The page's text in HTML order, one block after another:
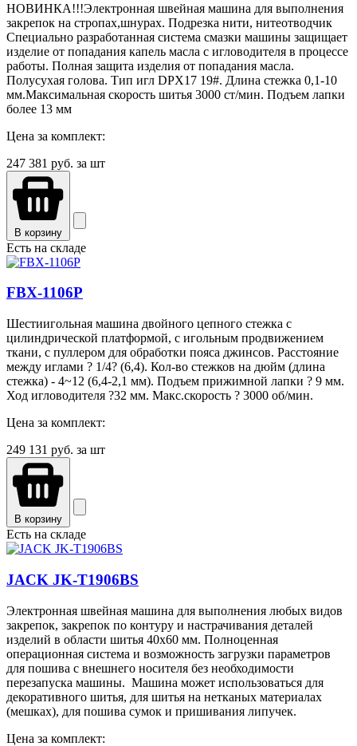
НОВИНКА!!!Электронная швейная машина для выполнения
закрепок на стропах,шнурах. Подрезка нити, нитеотводчик
Специально разработанная система смазки машины защищает
изделие от попадания капель масла с игловодителя в процессе
работы. Полная защита изделия от попадания масла.
Полусухая голова. Тип игл DPX17 19#. Длина стежка 0,1-10
мм.Максимальная скорость шитья 3000 ст/мин. Подъем лапки
более 13 мм
Цена за комплект:
247 381 руб. за шт
В корзину
Есть на складе
FBX-1106P
Шестиигольная машина двойного цепного стежка с
цилиндрической платформой, с игольным продвижением
ткани, с пуллером для обработки пояса джинсов. Расстояние
между иглами ? 1/4? (6,4). Кол-во стежков на дюйм (длина
стежка) - 4~12 (6,4-2,1 мм). Подъем прижимной лапки ? 9 мм.
Ход игловодителя ?32 мм. Макс.скорость ? 3000 об/мин.
Цена за комплект:
249 131 руб. за шт
В корзину
Есть на складе
JACK JK-T1906ВS
Электронная швейная машина для выполнения любых видов
закрепок, закрепок по контуру и настрачивания деталей
изделий в области шитья 40х60 мм. Полноценная
операционная система и возможность загрузки параметров
для пошива с внешнего носителя без необходимости
перезапуска машины. Машина может использоваться для
декоративного шитья, для шитья на нетканых материалах
(мешках), для пошива сумок и пришивания липучек.
Цена за комплект: